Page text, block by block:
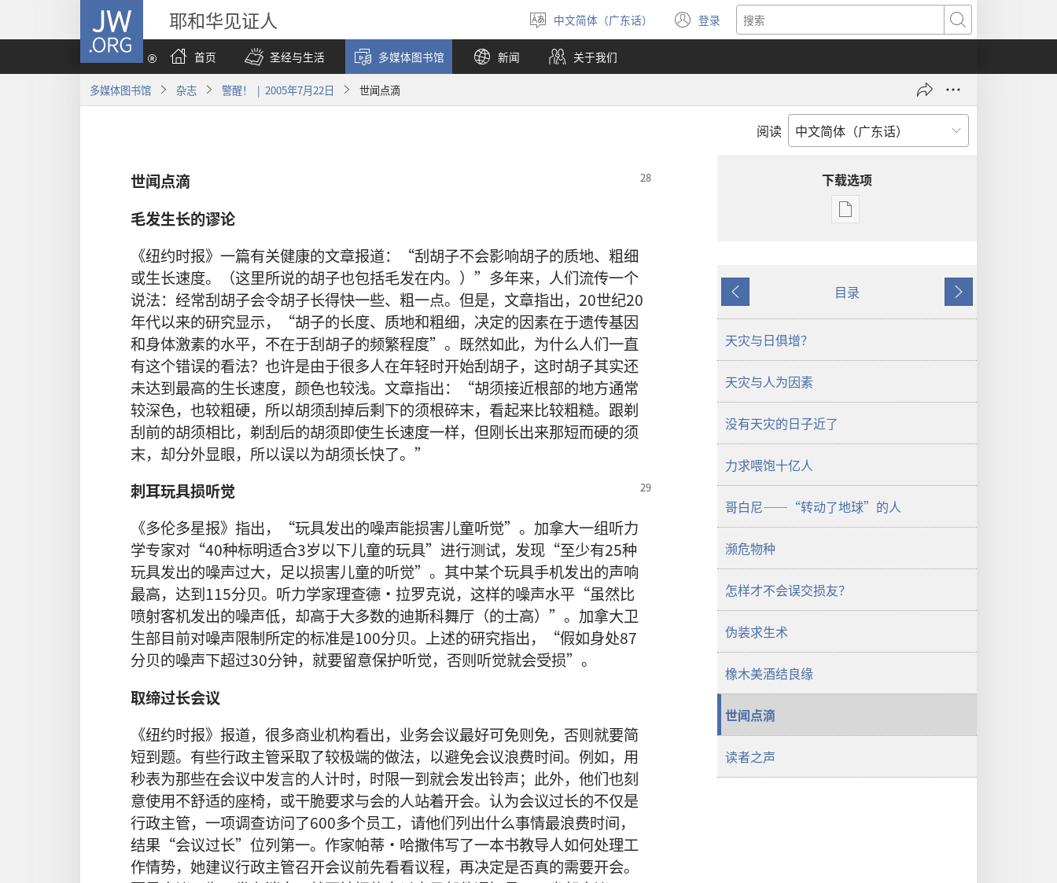
JW.ORG 耶和华见证人
选
择
语
言
中文简体（广东话） 登录
（打
开
窗
搜
索
首页
圣经与生活 多媒体图书馆 新闻 关于我们
多媒体图书馆 杂志 警醒！ | 2005年7月22日 世闻点滴
阅读
世闻点滴
毛发生长的谬论
《纽约时报》一篇有关健康的文章报道：“刮胡子不会影响胡子的质地、粗细
或生长速度。（这里所说的胡子也包括毛发在内。）”多年来，人们流传一个
说法：经常刮胡子会令胡子长得快一些、粗一点。但是，文章指出，20世纪20
年代以来的研究显示，“胡子的长度、质地和粗细，决定的因素在于遗传基因
和身体激素的水平，不在于刮胡子的频繁程度”。既然如此，为什么人们一直
有这个错误的看法？也许是由于很多人在年轻时开始刮胡子，这时胡子其实还
未达到最高的生长速度，颜色也较浅。文章指出：“胡须接近根部的地方通常
较深色，也较粗硬，所以胡须刮掉后剩下的须根碎末，看起来比较粗糙。跟剃
刮前的胡须相比，剃刮后的胡须即使生长速度一样，但刚长出来那短而硬的须
末，却分外显眼，所以误以为胡须长快了。”
刺耳玩具损听觉
《多伦多星报》指出，“玩具发出的噪声能损害儿童听觉”。加拿大一组听力
学专家对“40种标明适合3岁以下儿童的玩具”进行测试，发现“至少有25种
玩具发出的噪声过大，足以损害儿童的听觉”。其中某个玩具手机发出的声响
最高，达到115分贝。听力学家理查德·拉罗克说，这样的噪声水平“虽然比
喷射客机发出的噪声低，却高于大多数的迪斯科舞厅（的士高）”。加拿大卫
生部目前对噪声限制所定的标准是100分贝。上述的研究指出，“假如身处87
分贝的噪声下超过30分钟，就要留意保护听觉，否则听觉就会受损”。
取缔过长会议
《纽约时报》报道，很多商业机构看出，业务会议最好可免则免，否则就要简
短到题。有些行政主管采取了较极端的做法，以避免会议浪费时间。例如，用
秒表为那些在会议中发言的人计时，时限一到就会发出铃声；此外，他们也刻
意使用不舒适的座椅，或干脆要求与会的人站着开会。认为会议过长的不仅是
行政主管，一项调查访问了600多个员工，请他们列出什么事情最浪费时间，
结果“会议过长”位列第一。作家帕蒂·哈撒伟写了一本书教导人如何处理工
作情势，她建议行政主管召开会议前先看看议程，再决定是否真的需要开会。
下载选项
电
物
志
年
月
22
上
一
页
目录
下
一
天灾与日俱增？
天灾与人为因素
没有天灾的日子近了
力求喂饱十亿人
哥白尼——“转动了地球”的人
濒危物种
怎样才不会误交损友？
伪装求生术
橡木美酒结良缘
世闻点滴
读者之声